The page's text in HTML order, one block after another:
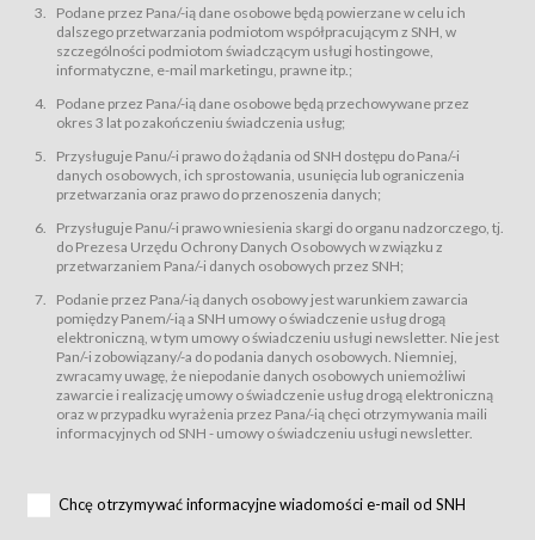
świadczy Usługi drogą elektroniczną w rozumieniu ustawy z dnia 18 lipca
2002 r. o świadczeniu usług drogą elektroniczną (Dz.U. z 2002 r., Nr 144, poz.
1204, z późń. zm.). Usługi świadczone są nieodpłatnie.
usługę przeglądania i odczytywania przez Usługobiorców materiałów
zamieszczanych w Serwisie,
usługę utrzymywania konta użytkownika w Serwisie,
usługę newsletter,
usługę zawierania na odległość umów nabycia Karnetów i Biletów,
usługę zawierania na odległość umów sprzedaży w Sklepie.
dnia 18 lipca 2002 r. o świadczeniu usług drogą elektroniczną (Dz.U. z 2002
r., Nr 144, poz. 1204, z późń. zm.). Usługi świadczone są nieodpłatnie.
Na zasadach określonych w Regulaminie dostęp do Serwisu jest otwarty dla
Usługobiorca przed rozpoczęciem korzystania z Serwisu jest zobowiązany
zapoznać się z Regulaminem. Założenie konta w Serwisie oraz zamówienie
usługi newsletter za pośrednictwem przeznaczonego do tego formularza
zamieszczonego na stronach Serwisu dostępnych dla wszystkich
Usługobiorców wymaga akceptacji postanowień Regulaminu.
Usługobiorca zobowiązany jest do przestrzegania postanowień Regulaminu
od chwili rozpoczęcia korzystania z Serwisu.
Regulamin jest udostępniony Usługobiorcom nieodpłatnie za
Warunki techniczne korzystania z Usług
Podane przez Pana/-ią dane osobowe będą powierzane w celu ich
dalszego przetwarzania podmiotom współpracującym z SNH, w
szczególności podmiotom świadczącym usługi hostingowe,
informatyczne, e-mail marketingu, prawne itp.;
Podane przez Pana/-ią dane osobowe będą przechowywane przez
okres 3 lat po zakończeniu świadczenia usług;
Przysługuje Panu/-i prawo do żądania od SNH dostępu do Pana/-i
danych osobowych, ich sprostowania, usunięcia lub ograniczenia
przetwarzania oraz prawo do przenoszenia danych;
Przysługuje Panu/-i prawo wniesienia skargi do organu nadzorczego, tj.
do Prezesa Urzędu Ochrony Danych Osobowych w związku z
przetwarzaniem Pana/-i danych osobowych przez SNH;
Podanie przez Pana/-ią danych osobowy jest warunkiem zawarcia
pomiędzy Panem/-ią a SNH umowy o świadczenie usług drogą
elektroniczną, w tym umowy o świadczeniu usługi newsletter. Nie jest
Pan/-i zobowiązany/-a do podania danych osobowych. Niemniej,
zwracamy uwagę, że niepodanie danych osobowych uniemożliwi
zawarcie i realizację umowy o świadczenie usług drogą elektroniczną
oraz w przypadku wyrażenia przez Pana/-ią chęci otrzymywania maili
informacyjnych od SNH - umowy o świadczeniu usługi newsletter.
Chcę otrzymywać informacyjne wiadomości e-mail od SNH